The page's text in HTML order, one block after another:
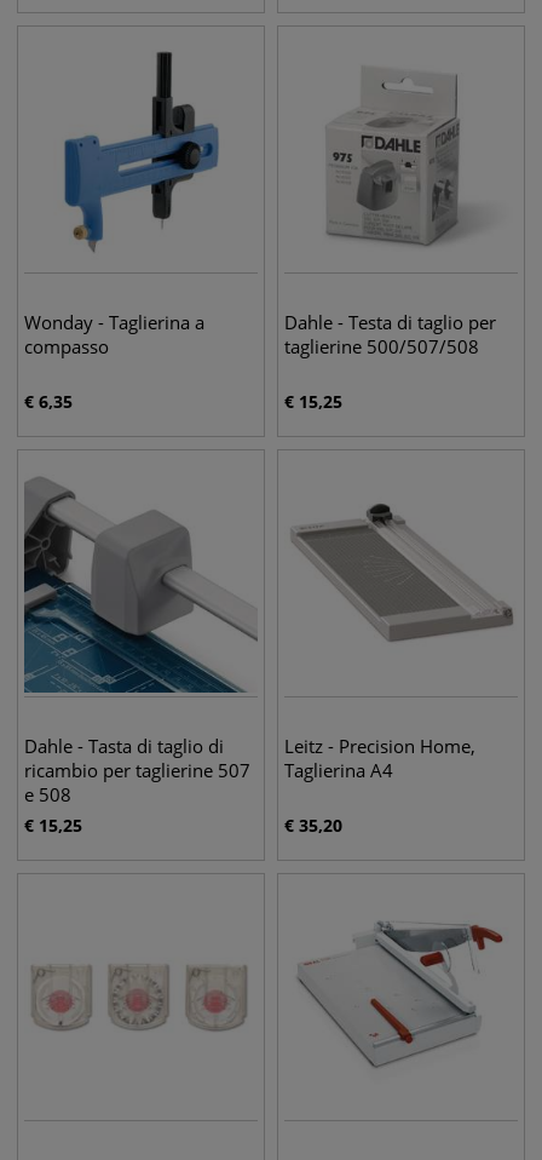
Wonday - Taglierina a
compasso
€ 6,35
Dahle - Testa di taglio per
taglierine 500/507/508
€ 15,25
Dahle - Tasta di taglio di
ricambio per taglierine 507
e 508
€ 15,25
Leitz - Precision Home,
Taglierina A4
€ 35,20